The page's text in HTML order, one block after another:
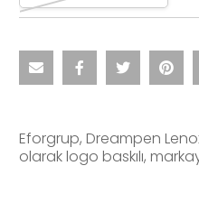
Eforgrup, Dreampen
olarak logo baskılı,